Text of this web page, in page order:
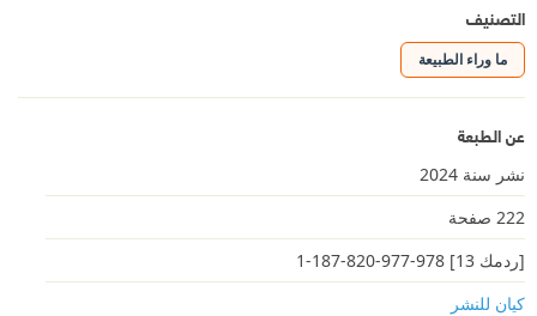
التصنيف
ما وراء الطبيعة
عن الطبعة
نشر سنة 2024
222 صفحة
[ردمك 13] 978-977-820-187-1
كيان للنشر